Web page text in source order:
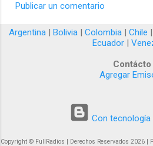
Publicar un comentario
Argentina| Bolivia| Colombia| Chile |
Ecuador|
Contácto
Agregar
Con tecnología
Copyright © FullRadios | Derechos Reservados 2026 |